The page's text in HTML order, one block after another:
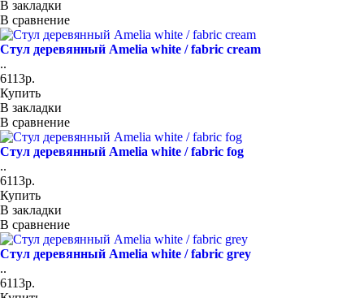
В закладки
В сравнение
Стул деревянный Amelia white / fabric cream
..
6113р.
Купить
В закладки
В сравнение
Стул деревянный Amelia white / fabric fog
..
6113р.
Купить
В закладки
В сравнение
Стул деревянный Amelia white / fabric grey
..
6113р.